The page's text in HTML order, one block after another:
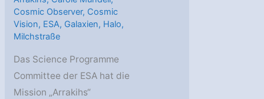
Cosmic Observer, Cosmic
Vision, ESA, Galaxien, Halo,
Milchstraße
Das Science Programme
Committee der ESA hat die
Mission „Arrakihs“